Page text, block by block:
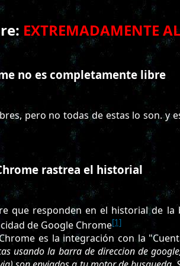
EXTREMADAMENTE
no es completamente libre
pero no todas de estas lo son. y
rastrea el historial
que responden en el historial de la
de Google Chrome[1]
es la integración con la
usando la barra de direccion de